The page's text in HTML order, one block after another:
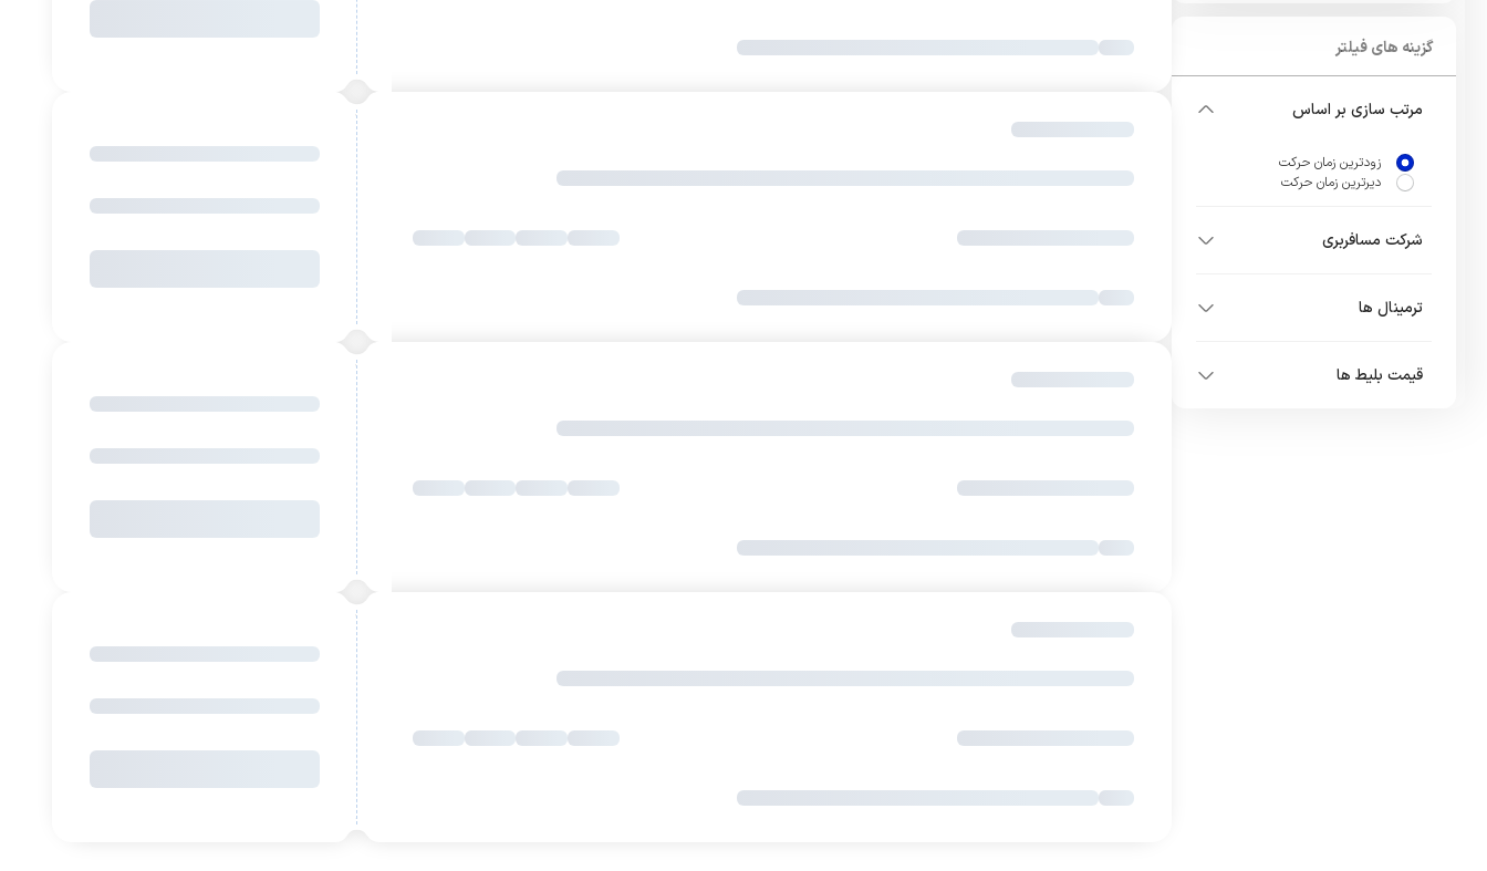
گزینه های فیلتر
مرتب سازی بر اساس
زودترین زمان حرکت
دیرترین زمان حرکت
شرکت مسافربری
ترمینال ها
قیمت بلیط ها